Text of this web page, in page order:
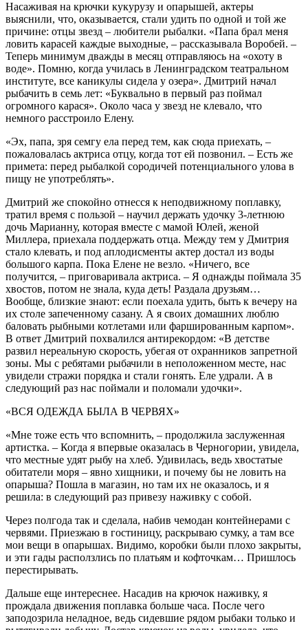
Насаживая на крючки кукурузу и опарышей, актеры
выяснили, что, оказывается, стали удить по одной и той же
причине: отцы звезд – любители рыбалки. «Папа брал меня
ловить карасей каждые выходные, – рассказывала Воробей. –
Теперь минимум дважды в месяц отправляюсь на «охоту в
воде». Помню, когда училась в Ленинградском театральном
институте, все каникулы сидела у озера». Дмитрий начал
рыбачить в семь лет: «Буквально в первый раз поймал
огромного карася». Около часа у звезд не клевало, что
немного расстроило Елену.
«Эх, папа, зря семгу ела перед тем, как сюда приехать, –
пожаловалась актриса отцу, когда тот ей позвонил. – Есть же
примета: перед рыбалкой сородичей потенциального улова в
пищу не употреблять».
Дмитрий же спокойно отнесся к неподвижному поплавку,
тратил время с пользой – научил держать удочку 3-летнюю
дочь Марианну, которая вместе с мамой Юлей, женой
Миллера, приехала поддержать отца. Между тем у Дмитрия
стало клевать, и под аплодисменты актер достал из воды
большого карпа. Пока Елене не везло. «Ничего, все
получится, – приговаривала актриса. – Я однажды поймала 35
хвостов, потом не знала, куда деть! Раздала друзьям…
Вообще, близкие знают: если поехала удить, быть к вечеру на
их столе запеченному сазану. А я своих домашних люблю
баловать рыбными котлетами или фаршированным карпом».
В ответ Дмитрий похвалился антирекордом: «В детстве
развил нереальную скорость, убегая от охранников запретной
зоны. Мы с ребятами рыбачили в неположенном месте, нас
увидели стражи порядка и стали гонять. Еле удрали. А в
следующий раз нас поймали и поломали удочки».
«ВСЯ ОДЕЖДА БЫЛА В ЧЕРВЯХ»
«Мне тоже есть что вспомнить, – продолжила заслуженная
артистка. – Когда я впервые оказалась в Черногории, увидела,
что местные удят рыбу на хлеб. Удивилась, ведь хвостатые
обитатели моря – явно хищники, и почему бы не ловить на
опарыша? Пошла в магазин, но там их не оказалось, и я
решила: в следующий раз привезу наживку с собой.
Через полгода так и сделала, набив чемодан контейнерами с
червями. Приезжаю в гостиницу, раскрываю сумку, а там все
мои вещи в опарышах. Видимо, коробки были плохо закрыты,
и эти гады расползлись по платьям и кофточкам… Пришлось
перестирывать.
Дальше еще интереснее. Насадив на крючок наживку, я
прождала движения поплавка больше часа. После чего
заподозрила неладное, ведь сидевшие рядом рыбаки только и